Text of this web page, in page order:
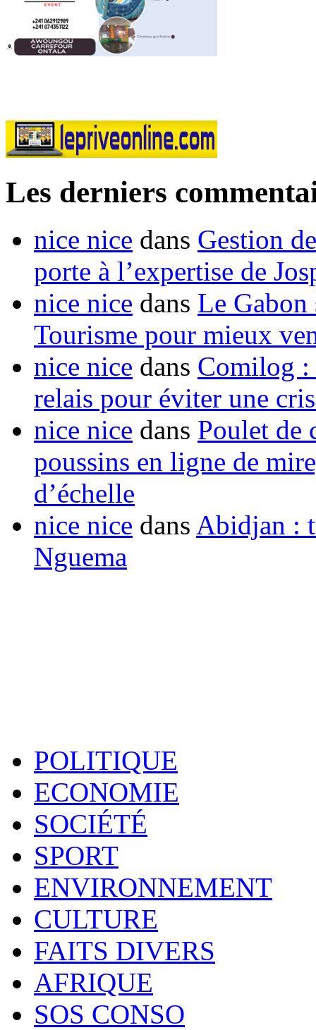
Les derniers
nice nice dans Gestion
porte à l’expertise de
nice nice dans Le Gabon
Tourisme pour mieux
nice nice dans Comilog :
relais pour éviter une
nice nice dans Poulet de
poussins en ligne de
d’échelle
nice nice dans Abidjan :
Nguema
POLITIQUE
ECONOMIE
SOCIÉTÉ
SPORT
ENVIRONNEMENT
CULTURE
FAITS DIVERS
AFRIQUE
SOS CONSO